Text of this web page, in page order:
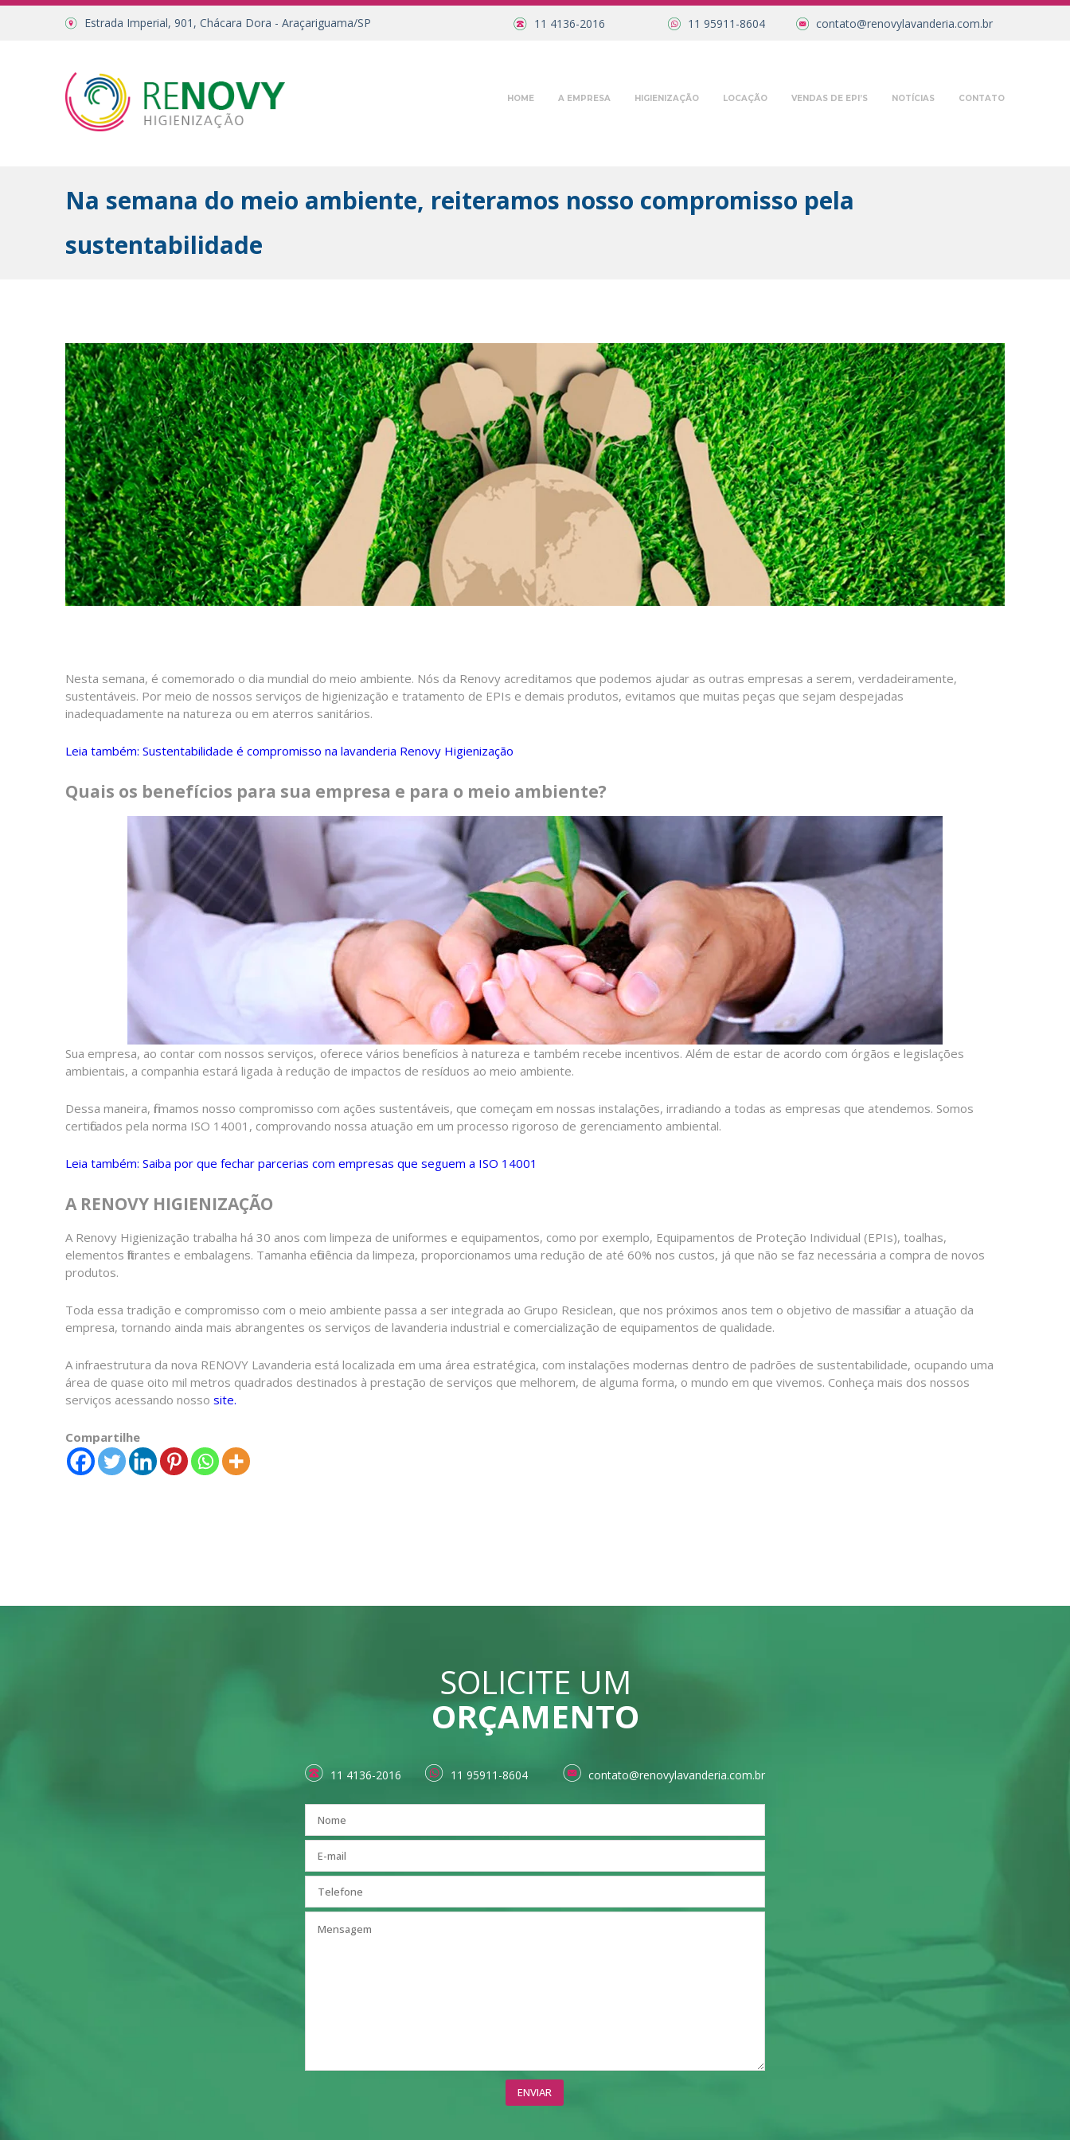
Estrada Imperial, 901, Chácara Dora - Araçariguama/SP 11 4136-2016 11 95911-8604 contato@renovylavanderia.com.br
HOME A EMPRESA HIGIENIZAÇÃO LOCAÇÃO VENDAS DE EPI’S NOTÍCIAS CONTATO
Na semana do meio ambiente, reiteramos nosso compromisso pela
sustentabilidade
Nesta semana, é comemorado o dia mundial do meio ambiente. Nós da Renovy acreditamos que podemos ajudar as outras empresas a serem, verdadeiramente,
sustentáveis. Por meio de nossos serviços de higienização e tratamento de EPIs e demais produtos, evitamos que muitas peças que sejam despejadas
inadequadamente na natureza ou em aterros sanitários.
Leia também: Sustentabilidade é compromisso na lavanderia Renovy Higienização
Quais os benefícios para sua empresa e para o meio ambiente?
Sua empresa, ao contar com nossos serviços, oferece vários benefícios à natureza e também recebe incentivos. Além de estar de acordo com órgãos e legislações
ambientais, a companhia estará ligada à redução de impactos de resíduos ao meio ambiente.
Dessa maneira, firmamos nosso compromisso com ações sustentáveis, que começam em nossas instalações, irradiando a todas as empresas que atendemos. Somos
certificados pela norma ISO 14001, comprovando nossa atuação em um processo rigoroso de gerenciamento ambiental.
Leia também: Saiba por que fechar parcerias com empresas que seguem a ISO 14001
A RENOVY HIGIENIZAÇÃO
A Renovy Higienização trabalha há 30 anos com limpeza de uniformes e equipamentos, como por exemplo, Equipamentos de Proteção Individual (EPIs), toalhas,
elementos filtrantes e embalagens. Tamanha eficiência da limpeza, proporcionamos uma redução de até 60% nos custos, já que não se faz necessária a compra de novos
produtos.
Toda essa tradição e compromisso com o meio ambiente passa a ser integrada ao Grupo Resiclean, que nos próximos anos tem o objetivo de massificar a atuação da
empresa, tornando ainda mais abrangentes os serviços de lavanderia industrial e comercialização de equipamentos de qualidade.
A infraestrutura da nova RENOVY Lavanderia está localizada em uma área estratégica, com instalações modernas dentro de padrões de sustentabilidade, ocupando uma
área de quase oito mil metros quadrados destinados à prestação de serviços que melhorem, de alguma forma, o mundo em que vivemos. Conheça mais dos nossos
serviços acessando nosso site.
Compartilhe
SOLICITE UM
ORÇAMENTO
11 4136-2016 11 95911-8604 contato@renovylavanderia.com.br